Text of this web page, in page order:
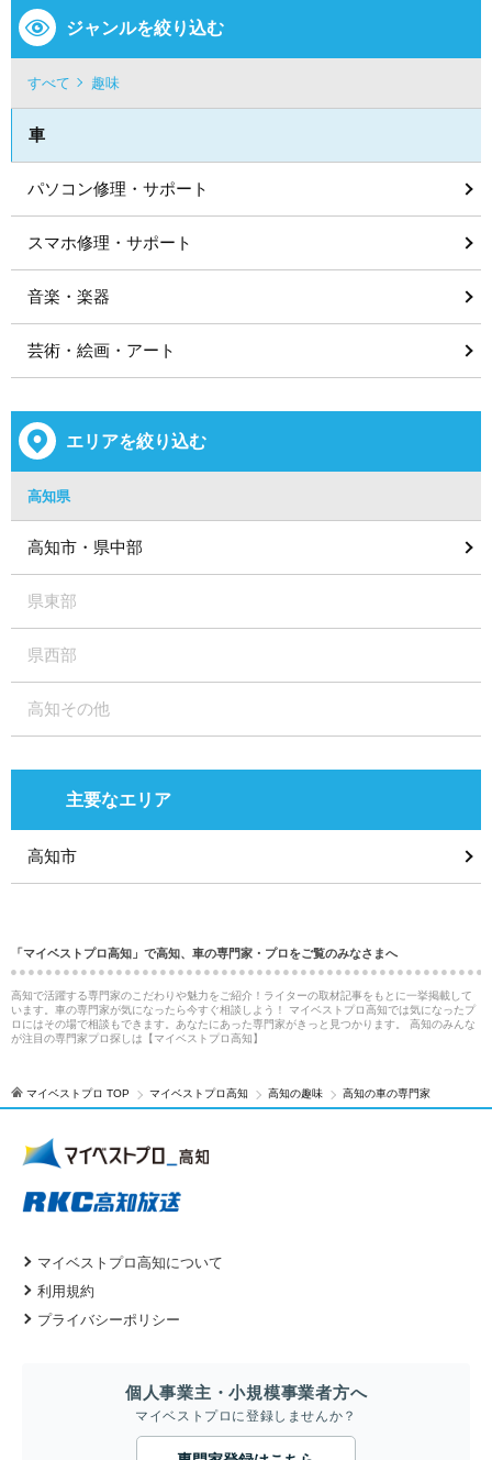
ジャンルを絞り込む
すべて 趣味
車
パソコン修理・サポート
スマホ修理・サポート
音楽・楽器
芸術・絵画・アート
エリアを絞り込む
高知県
高知市・県中部
県東部
県西部
高知その他
主要なエリア
高知市
「マイベストプロ高知」で高知、車の専門家・プロをご覧のみなさまへ
高知で活躍する専門家のこだわりや魅力をご紹介！ライターの取材記事をもとに一挙掲載して
います。車の専門家が気になったら今すぐ相談しよう！ マイベストプロ高知では気になったプ
ロにはその場で相談もできます。あなたにあった専門家がきっと見つかります。 高知のみんな
が注目の専門家プロ探しは【マイベストプロ高知】
マイベストプロ TOP マイベストプロ高知 高知の趣味 高知の車の専門家
マイベストプロ高知について
利用規約
プライバシーポリシー
個人事業主・小規模事業者方へ
マイベストプロに登録しませんか？